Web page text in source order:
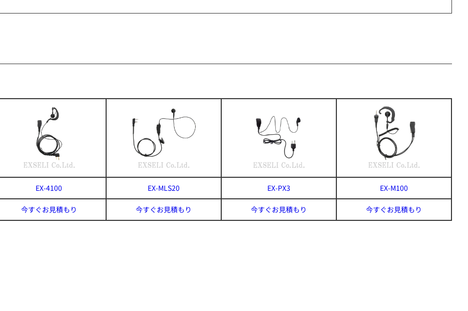
EX-4100 EX-MLS20 EX-PX3 EX-M100
今すぐお見積もり 今すぐお見積もり 今すぐお見積もり 今すぐお見積もり